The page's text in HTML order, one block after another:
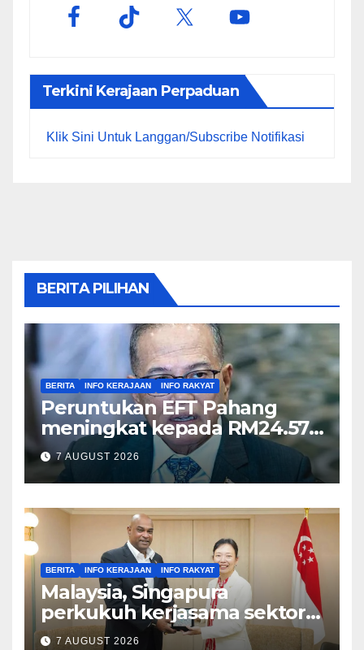
Terkini Kerajaan Perpaduan
Klik Sini Untuk Langgan/Subscribe Notifikasi
BERITA PILIHAN
BERITA INFO KERAJAAN INFO RAKYAT
Peruntukan EFT Pahang
meningkat kepada RM24.57
juta tahun ini – Wan Rosdy
7 AUGUST 2026
BERITA INFO KERAJAAN INFO RAKYAT
Malaysia, Singapura
perkukuh kerjasama sektor
tenaga kerja – Ramanan
7 AUGUST 2026